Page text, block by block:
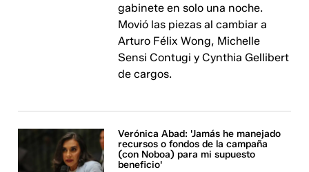
gabinete en solo una noche.
Movió las piezas al cambiar a
Arturo Félix Wong, Michelle
Sensi Contugi y Cynthia Gellibert
de cargos.
Verónica Abad: 'Jamás he manejado
recursos o fondos de la campaña
(con Noboa) para mi supuesto
beneficio'